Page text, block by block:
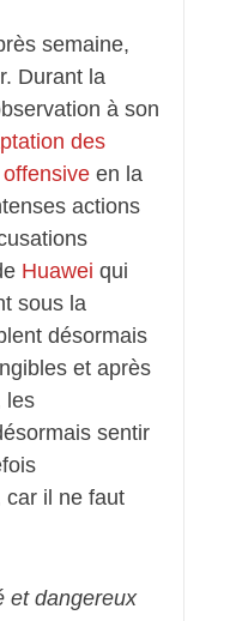
semaine,
Durant la
à son
des
en la
actions
Huawei qui
sous la
désormais
et après
les
sentir
car il ne faut
et dangereux